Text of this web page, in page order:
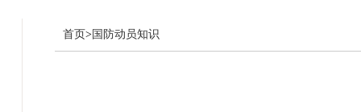
首页> 国防动员知识